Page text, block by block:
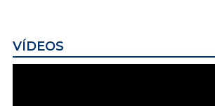
VÍDEOS